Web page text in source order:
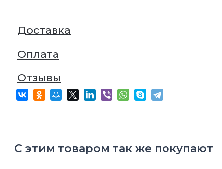
Доставка
Оплата
Отзывы
С этим товаром так же покупают